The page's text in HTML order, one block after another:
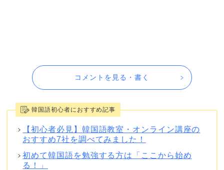
コメントを見る・書く
韓国語初心者におすすめ記事
【初心者必見】韓国語教室・オンライン講座の
おすすめ7社を調べてみました！
初めて韓国語を勉強する方は「ここから始め
る！」